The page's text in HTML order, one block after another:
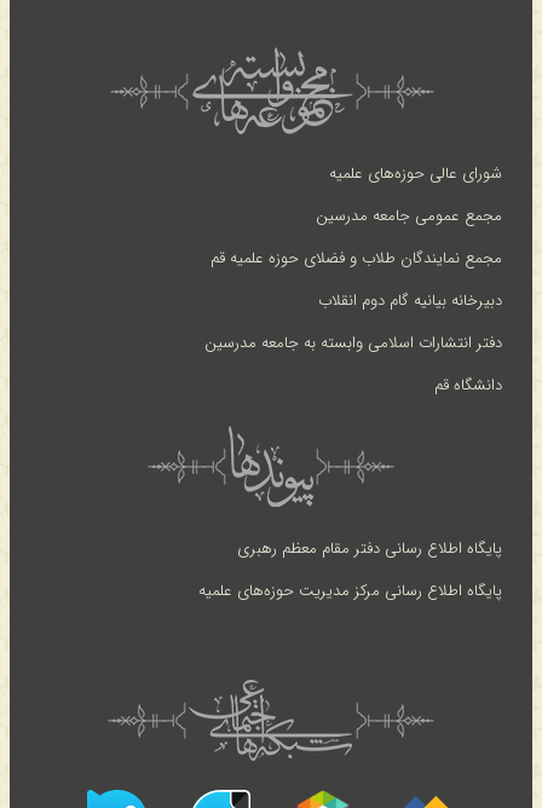
شورای عالی حوزه‌های علمیه
مجمع عمومی جامعه مدرسین
مجمع نمایندگان طلاب و فضلای حوزه علمیه قم
دبیرخانه بیانیه گام دوم انقلاب
دفتر انتشارات اسلامی وابسته به جامعه مدرسین
دانشگاه قم
پایگاه اطلاع رسانی دفتر مقام معظم رهبری
پایگاه اطلاع رسانی مرکز مدیریت حوزه‌های علمیه